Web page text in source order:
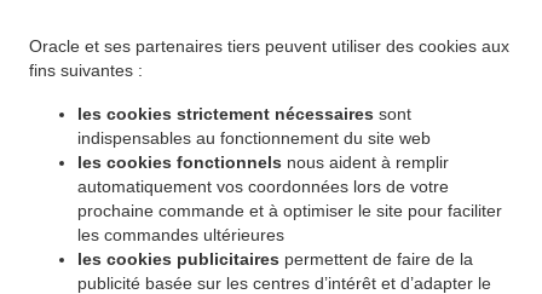
Oracle et ses partenaires tiers peuvent utiliser des cookies aux
fins suivantes :
les cookies strictement nécessaires sont
indispensables au fonctionnement du site web
les cookies fonctionnels nous aident à remplir
automatiquement vos coordonnées lors de votre
prochaine commande et à optimiser le site pour faciliter
les commandes ultérieures
les cookies publicitaires permettent de faire de la
publicité basée sur les centres d’intérêt et d’adapter le
cuisinés African Food Winnipeg Vista
.
cuisinés African Food Winnipeg River Park South Livraison de plats cuisinés African
Food Winnipeg Powerview . Livraison de plats cuisinés African Food Winnipeg
Middlechurch . Livraison de plats cuisinés African Food Winnipeg Vermette . Livraison de
.
Livraison de plats cuisinés African Food East Saint Paul Ki l- Cona Park Livraison